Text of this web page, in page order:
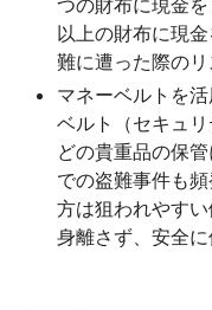
以上の財布に現
難に遭った際のリ
マネーベルトを
ベルト（セキュ
どの貴重品の保
での盗難事件も
方は狙われやす
身離さず、安全に